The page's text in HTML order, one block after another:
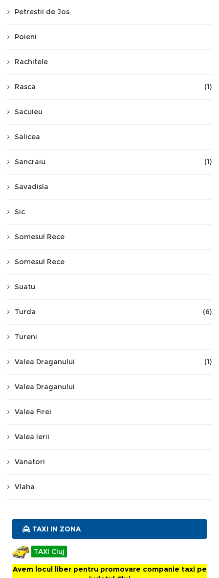
Petrestii de Jos
Poieni
Rachitele
Rasca (1)
Sacuieu
Salicea
Sancraiu (1)
Savadisla
Sic
Somesul Rece
Somesul Rece
Suatu
Turda (6)
Tureni
Valea Draganului (1)
Valea Draganului
Valea Firei
Valea Ierii
Vanatori
Vlaha
TAXI IN ZONA
TAXI Cluj
Avem locul liber pentru promovare companie taxi pe